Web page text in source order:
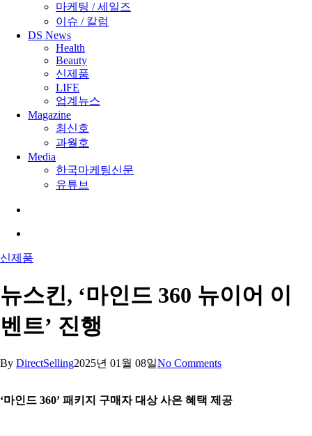
마케팅 / 세일즈
이슈 / 칼럼
DS News
Health
Beauty
신제품
LIFE
업계뉴스
Magazine
최신호
과월호
Media
한국마케팅신문
유튜브
신제품
뉴스킨, ‘마인드 360 뉴이어 이
벤트’ 진행
By DirectSelling2025년 01월 08일No Comments
‘마인드 360’ 패키지 구매자 대상 사은 혜택 제공